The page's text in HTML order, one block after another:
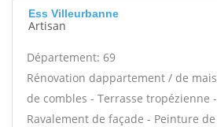
Ess Villeurbanne
Artisan
Département: 69
Rénovation dappartement / de
de combles - Terrasse tropézienne
Ravalement de façade - Peinture